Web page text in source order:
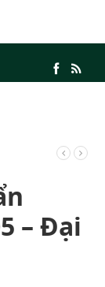
– Đại